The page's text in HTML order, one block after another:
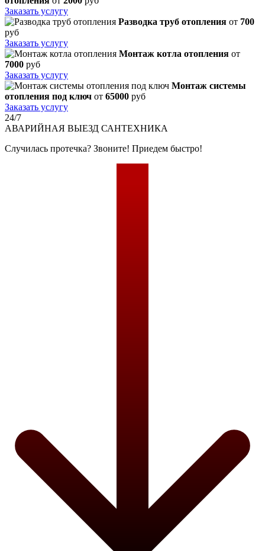
Заказать услугу
Разводка труб отопления от 700
руб
Заказать услугу
Монтаж котла отопления от
7000 руб
Заказать услугу
Монтаж системы
отопления под ключ от 65000 руб
Заказать услугу
24/7
АВАРИЙНАЯ ВЫЕЗД САНТЕХНИКА
Случилась протечка? Звоните! Приедем быстро!